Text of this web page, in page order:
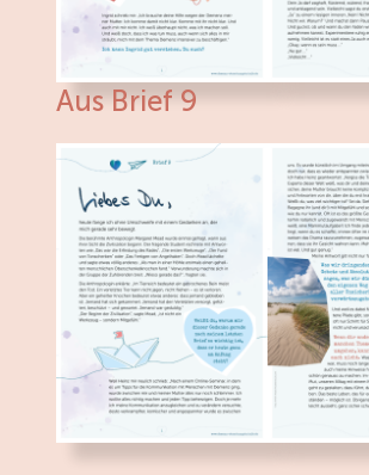
Aus Brief 9